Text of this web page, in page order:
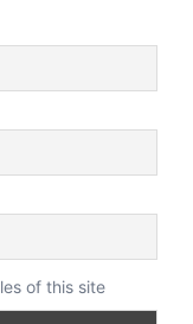
of this site